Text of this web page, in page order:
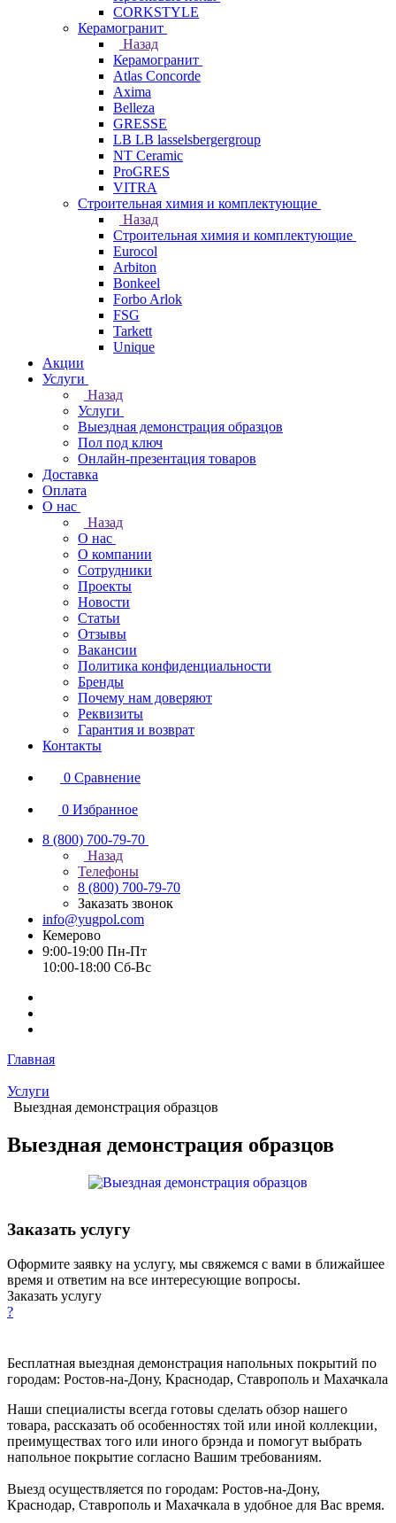
CORKSTYLE
Керамогранит
Назад
Керамогранит
Atlas Concorde
Axima
Belleza
GRESSE
LB LB lasselsbergergroup
NT Ceramic
ProGRES
VITRA
Строительная химия и комплектующие
Назад
Строительная химия и комплектующие
Eurocol
Arbiton
Bonkeel
Forbo Arlok
FSG
Tarkett
Unique
Акции
Услуги
Назад
Услуги
Выездная демонстрация образцов
Пол под ключ
Онлайн-презентация товаров
Доставка
Оплата
О нас
Назад
О нас
О компании
Сотрудники
Проекты
Новости
Статьи
Отзывы
Вакансии
Политика конфиденциальности
Бренды
Почему нам доверяют
Реквизиты
Гарантия и возврат
Контакты
0 Сравнение
0 Избранное
8 (800) 700-79-70
Назад
Телефоны
8 (800) 700-79-70
Заказать звонок
info@yugpol.com
Кемерово
9:00-19:00 Пн-Пт
10:00-18:00 Cб-Вс
Главная
Услуги
Выездная демонстрация образцов
Выездная демонстрация образцов
Заказать услугу
Оформите заявку на услугу, мы свяжемся с вами в ближайшее
время и ответим на все интересующие вопросы.
Заказать услугу
?
Бесплатная выездная демонстрация напольных покрытий по
городам: Ростов-на-Дону, Краснодар, Ставрополь и Махачкала
Наши специалисты всегда готовы сделать обзор нашего
товара, рассказать об особенностях той или иной коллекции,
преимуществах того или иного брэнда и помогут выбрать
напольное покрытие согласно Вашим требованиям.
Выезд осуществляется по городам: Ростов-на-Дону,
Краснодар, Ставрополь и Махачкала в удобное для Вас время.